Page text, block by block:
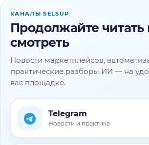
КАНАЛЫ SELSUP
Продолжайте читать
смотреть
Новости маркетплейсов,
практические разборы ИИ — на
вас площадке.
Telegram
Новости и практика